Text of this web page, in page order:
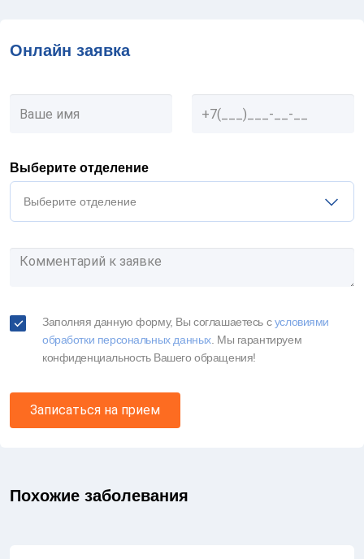
Онлайн заявка
Выберите отделение
Выберите отделение
Заполняя данную форму, Вы соглашаетесь cусловиями
обработки персональных данных. Мы гарантируем
конфиденциальность Вашего обращения!
Записаться на прием
Похожие заболевания